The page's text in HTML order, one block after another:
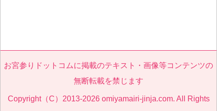
お宮参りドットコムに掲載のテキスト・画像等コンテンツの
無断転載を禁じます
Copyright（C）2013-2026 omiyamairi-jinja.com. All Rights